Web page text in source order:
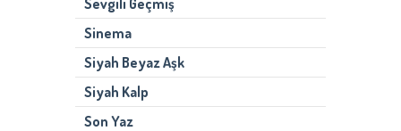
Sinema
Siyah Beyaz Aşk
Siyah Kalp
Son Yaz